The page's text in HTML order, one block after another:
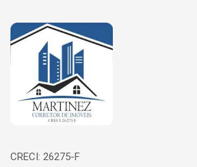
Página inicial
CRECI: 26275-F